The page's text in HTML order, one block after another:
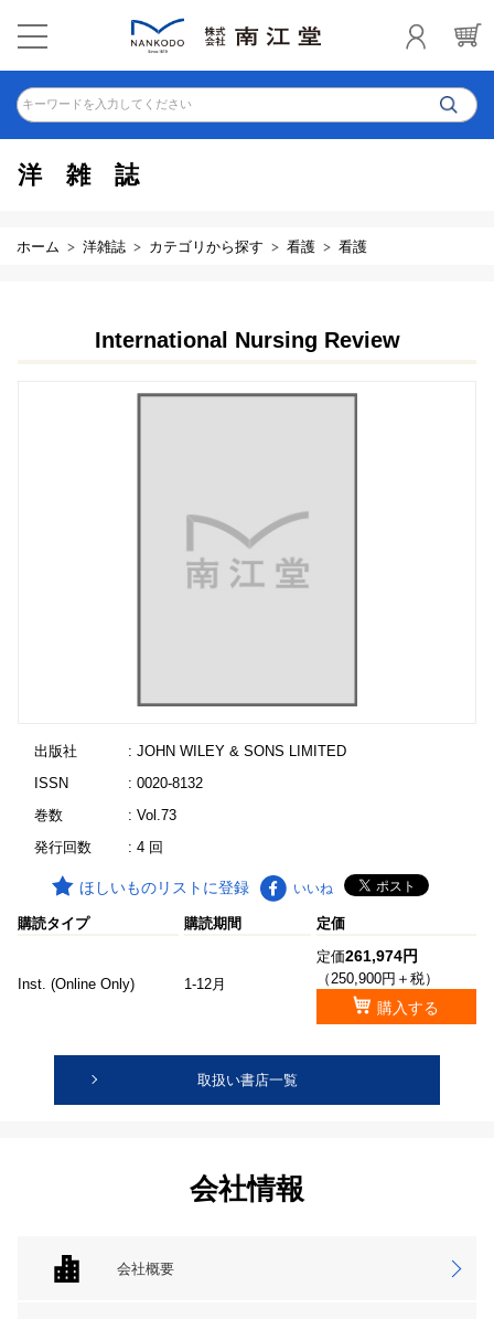
キーワードを入力してください
洋雑誌
ホーム 洋雑誌 カテゴリから探す 看護 看護
International Nursing Review
出版社
: JOHN WILEY & SONS LIMITED
ISSN
: 0020-8132
巻数
: Vol.73
発行回数
: 4 回
ほしいものリストに登録 いいね
購読タイプ 購読期間 定価
Inst. (Online Only) 1-12月
定価261,974円
（250,900円＋税）
購入する
取扱い書店一覧
会社情報
会社概要